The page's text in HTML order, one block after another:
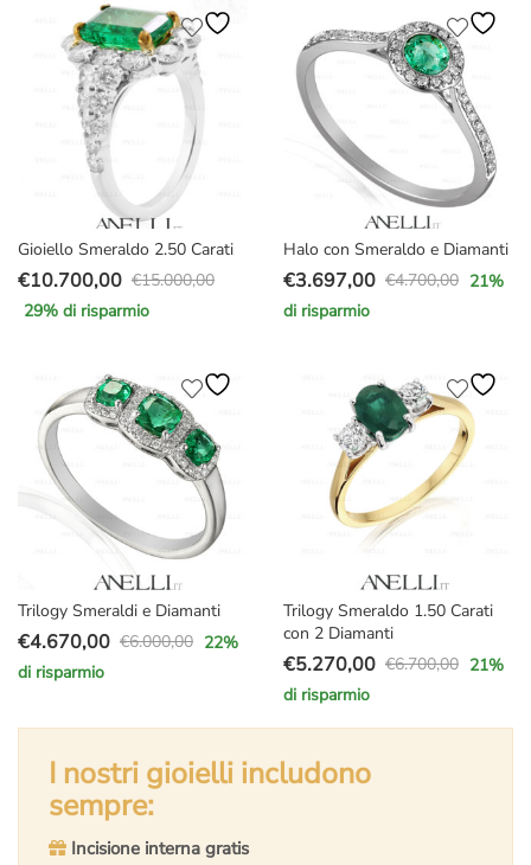
€6.000,00.
€4.570,00.
€7.800,00.
€6.270,00.
Gioiello Smeraldo 2.50 Carati
€15.000,00
Il
prezzo
€15.000,00.
€10.700,00
Il
prezzo
€10.700,00.
29% di risparmio
Halo con Smeraldo e Diamanti
€4.700,00
Il
prezzo
€4.700,00.
€3.697,00
Il
prezzo
€3.697,00.
21%
di risparmio
Trilogy Smeraldi e Diamanti
€6.000,00
Il
prezzo
€6.000,00.
€4.670,00
Il
prezzo
€4.670,00.
22%
di risparmio
Trilogy Smeraldo 1.50 Carati
con 2 Diamanti
€6.700,00
Il
prezzo
originale
era:
€5.270,00
Il
prezzo
attuale
è:
21%
di risparmio
I nostri gioielli includono
sempre:
Incisione interna gratis